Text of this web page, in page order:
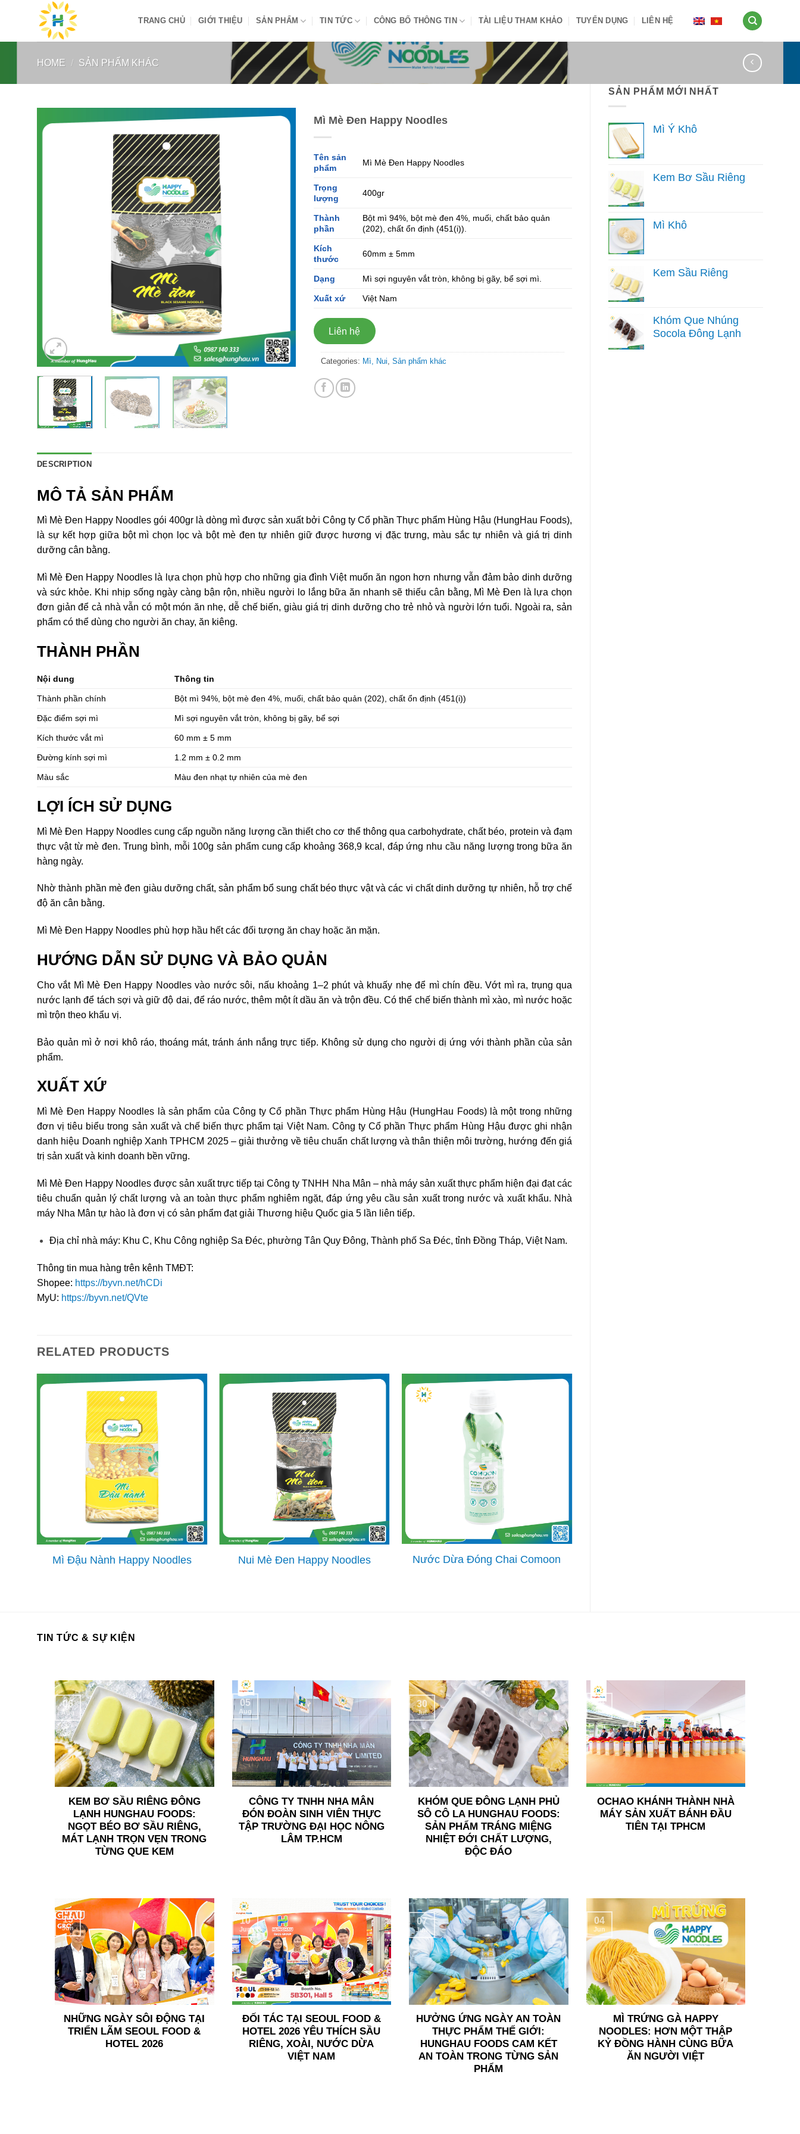
TRANG CHỦ GIỚI THIỆU SẢN PHẨM TIN TỨC CÔNG BỐ THÔNG TIN TÀI LIỆU THAM KHẢO TUYỂN DỤNG LIÊN HỆ
HOME / SẢN PHẨM KHÁC
SẢN PHẨM MỚI NHẤT
Mì Ý Khô
Kem Bơ Sầu Riêng
Mì Khô
Kem Sầu Riêng
Khóm Que Nhúng
Socola Đông Lạnh
Mì Mè Đen Happy Noodles
Tên sản
phẩm
Mì Mè Đen Happy Noodles
Trọng
lượng
400gr
Thành
phần
Bột mì 94%, bột mè đen 4%, muối, chất bảo quản
(202), chất ổn định (451(i)).
Kích
thước
60mm ± 5mm
Dạng Mì sợi nguyên vắt tròn, không bị gãy, bể sợi mì.
Xuất xứ Việt Nam
Liên hệ
Categories: Mì, Nui,Sản phẩm khác
DESCRIPTION
MÔ TẢ SẢN PHẨM
Mì Mè Đen Happy Noodles gói 400gr là dòng mì được sản xuất bởi Công ty Cổ phần Thực phẩm Hùng Hậu (HungHau Foods),
là sự kết hợp giữa bột mì chọn lọc và bột mè đen tự nhiên giữ được hương vị đặc trưng, màu sắc tự nhiên và giá trị dinh
dưỡng cân bằng.
Mì Mè Đen Happy Noodles là lựa chọn phù hợp cho những gia đình Việt muốn ăn ngon hơn nhưng vẫn đảm bảo dinh dưỡng
và sức khỏe. Khi nhịp sống ngày càng bận rộn, nhiều người lo lắng bữa ăn nhanh sẽ thiếu cân bằng, Mì Mè Đen là lựa chọn
đơn giản để cả nhà vẫn có một món ăn nhẹ, dễ chế biến, giàu giá trị dinh dưỡng cho trẻ nhỏ và người lớn tuổi. Ngoài ra, sản
phẩm có thể dùng cho người ăn chay, ăn kiêng.
THÀNH PHẦN
Nội dung Thông tin
Thành phần chính Bột mì 94%, bột mè đen 4%, muối, chất bảo quản (202), chất ổn định (451(i))
Đặc điểm sợi mì Mì sợi nguyên vắt tròn, không bị gãy, bể sợi
Kích thước vắt mì 60 mm ± 5 mm
Đường kính sợi mì 1.2 mm ± 0.2 mm
Màu sắc Màu đen nhạt tự nhiên của mè đen
LỢI ÍCH SỬ DỤNG
Mì Mè Đen Happy Noodles cung cấp nguồn năng lượng cần thiết cho cơ thể thông qua carbohydrate, chất béo, protein và đạm
thực vật từ mè đen. Trung bình, mỗi 100g sản phẩm cung cấp khoảng 368,9 kcal, đáp ứng nhu cầu năng lượng trong bữa ăn
hàng ngày.
Nhờ thành phần mè đen giàu dưỡng chất, sản phẩm bổ sung chất béo thực vật và các vi chất dinh dưỡng tự nhiên, hỗ trợ chế
độ ăn cân bằng.
Mì Mè Đen Happy Noodles phù hợp hầu hết các đối tượng ăn chay hoặc ăn mặn.
HƯỚNG DẪN SỬ DỤNG VÀ BẢO QUẢN
Cho vắt Mì Mè Đen Happy Noodles vào nước sôi, nấu khoảng 1–2 phút và khuấy nhẹ để mì chín đều. Vớt mì ra, trụng qua
nước lạnh để tách sợi và giữ độ dai, để ráo nước, thêm một ít dầu ăn và trộn đều. Có thể chế biến thành mì xào, mì nước hoặc
mì trộn theo khẩu vị.
Bảo quản mì ở nơi khô ráo, thoáng mát, tránh ánh nắng trực tiếp. Không sử dụng cho người dị ứng với thành phần của sản
phẩm.
XUẤT XỨ
Mì Mè Đen Happy Noodles là sản phẩm của Công ty Cổ phần Thực phẩm Hùng Hậu (HungHau Foods) là một trong những
đơn vị tiêu biểu trong sản xuất và chế biến thực phẩm tại Việt Nam. Công ty Cổ phần Thực phẩm Hùng Hậu được ghi nhận
danh hiệu Doanh nghiệp Xanh TPHCM 2025 – giải thưởng về tiêu chuẩn chất lượng và thân thiện môi trường, hướng đến giá
trị sản xuất và kinh doanh bền vững.
Mì Mè Đen Happy Noodles được sản xuất trực tiếp tại Công ty TNHH Nha Mân – nhà máy sản xuất thực phẩm hiện đại đạt các
tiêu chuẩn quản lý chất lượng và an toàn thực phẩm nghiêm ngặt, đáp ứng yêu cầu sản xuất trong nước và xuất khẩu. Nhà
máy Nha Mân tự hào là đơn vị có sản phẩm đạt giải Thương hiệu Quốc gia 5 lần liên tiếp.
Địa chỉ nhà máy: Khu C, Khu Công nghiệp Sa Đéc, phường Tân Quy Đông, Thành phố Sa Đéc, tỉnh Đồng Tháp, Việt Nam.
Thông tin mua hàng trên kênh TMĐT:
Shopee: https://byvn.net/hCDi
MyU: https://byvn.net/QVte
RELATED PRODUCTS
Mì Đậu Nành Happy Noodles Nui Mè Đen Happy Noodles Nước Dừa Đóng Chai Comoon
TIN TỨC & SỰ KIỆN
KEM BƠ SẦU RIÊNG ĐÔNG
LẠNH HUNGHAU FOODS:
NGỌT BÉO BƠ SẦU RIÊNG,
MÁT LẠNH TRỌN VẸN TRONG
TỪNG QUE KEM
06
Aug
CÔNG TY TNHH NHA MÂN
ĐÓN ĐOÀN SINH VIÊN THỰC
TẬP TRƯỜNG ĐẠI HỌC NÔNG
LÂM TP.HCM
05
Aug
KHÓM QUE ĐÔNG LẠNH PHỦ
SÔ CÔ LA HUNGHAU FOODS:
SẢN PHẨM TRÁNG MIỆNG
NHIỆT ĐỚI CHẤT LƯỢNG,
ĐỘC ĐÁO
30
Jul
OCHAO KHÁNH THÀNH NHÀ
MÁY SẢN XUẤT BÁNH ĐẦU
TIÊN TẠI TPHCM
24
Jun
NHỮNG NGÀY SÔI ĐỘNG TẠI
TRIỂN LÃM SEOUL FOOD &
HOTEL 2026
15
Jun
ĐỐI TÁC TẠI SEOUL FOOD &
HOTEL 2026 YÊU THÍCH SẦU
RIÊNG, XOÀI, NƯỚC DỪA
VIỆT NAM
10
Jun
HƯỞNG ỨNG NGÀY AN TOÀN
THỰC PHẨM THẾ GIỚI:
HUNGHAU FOODS CAM KẾT
AN TOÀN TRONG TỪNG SẢN
PHẨM
07
Jun
MÌ TRỨNG GÀ HAPPY
NOODLES: HƠN MỘT THẬP
KỶ ĐỒNG HÀNH CÙNG BỮA
ĂN NGƯỜI VIỆT
04
Jun